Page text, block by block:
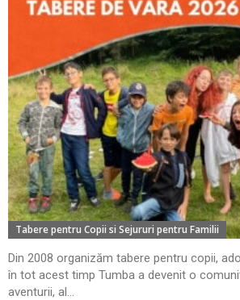
Tabere pentru Copii si Sejururi pentru Familii
Din 2008 organizăm tabere pentru copii,
în tot acest timp Tumba a devenit o
aventurii, al...